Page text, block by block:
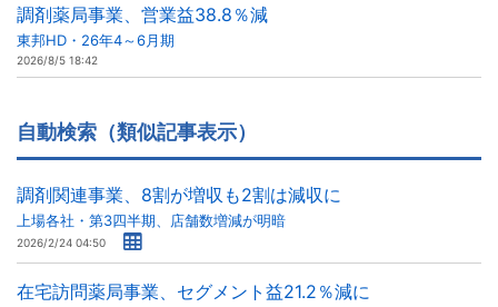
調剤薬局事業、営業益38.8％減
東邦HD・26年4～6月期
2026/8/5 18:42
自動検索（類似記事表示）
調剤関連事業、8割が増収も2割は減収に
上場各社・第3四半期、店舗数増減が明暗
2026/2/24 04:50
在宅訪問薬局事業、セグメント益21.2％減に